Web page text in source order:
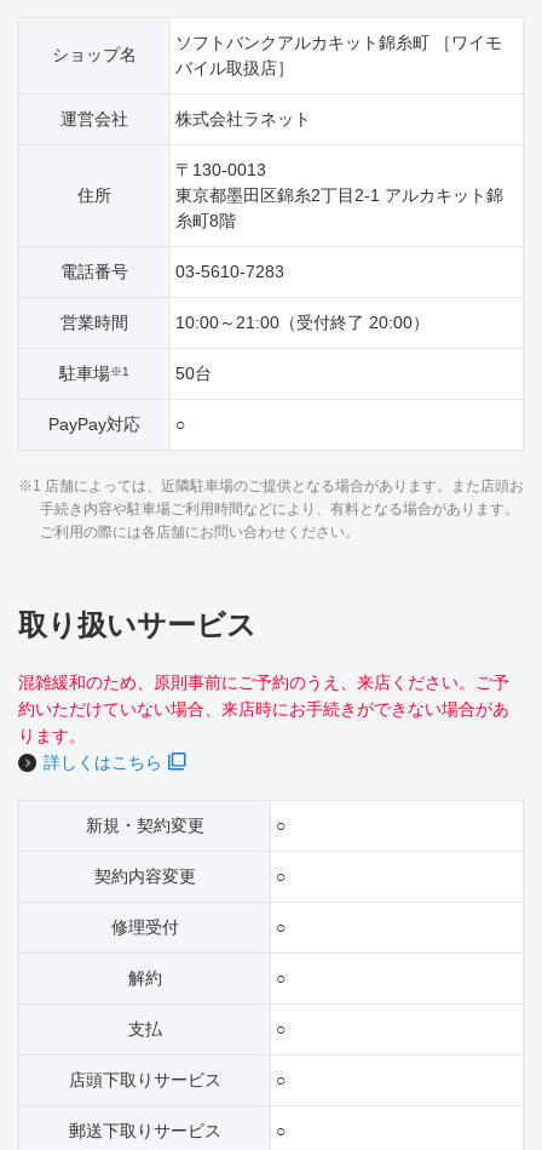
ショップ名
ソフトバンクアルカキット錦糸町 ［ワイモ
バイル取扱店］
運営会社 株式会社ラネット
住所
〒130-0013
東京都墨田区錦糸2丁目2‐1 アルカキット錦
糸町8階
電話番号 03-5610-7283
営業時間 10:00～21:00（受付終了 20:00）
駐車場※1 50台
PayPay対応 ○
※1 店舗によっては、近隣駐車場のご提供となる場合があります。また店頭お
手続き内容や駐車場ご利用時間などにより、有料となる場合があります。
ご利用の際には各店舗にお問い合わせください。
取り扱いサービス
混雑緩和のため、原則事前にご予約のうえ、来店ください。ご予
約いただけていない場合、来店時にお手続きができない場合があ
ります。
詳しくはこちら
新規・契約変更 ○
契約内容変更 ○
修理受付 ○
解約 ○
支払 ○
店頭下取りサービス ○
郵送下取りサービス ○